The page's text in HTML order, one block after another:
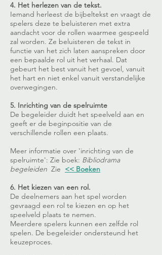
4. Het herlezen van de tekst.
Iemand herleest de bijbeltekst en vraagt de
spelers deze te beluisteren met extra
aandacht voor de rollen waarmee gespeeld
zal worden. Ze beluisteren de tekst in
functie van het zich laten aanspreken door
een bepaalde rol uit het verhaal. Dat
gebeurt het best vanuit het gevoel, vanuit
het hart en niet enkel vanuit verstandelijke
overwegingen.
5. Inrichting van de spelruimte
De begeleider duidt het speelveld aan en
geeft er de beginpositie van de
verschillende rollen een plaats.
Meer informatie over 'inrichting van de
spelruimte': Zie boek: Bibliodrama
begeleiden Zie << Boeken
6. Het kiezen van een rol.
De deelnemers aan het spel worden
gevraagd een rol te kiezen en op het
speelveld plaats te nemen.
Meerdere spelers kunnen een zelfde rol
spelen. De begeleider ondersteund het
keuzeproces.